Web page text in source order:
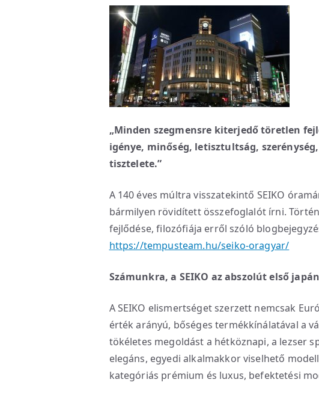
„Minden szegmensre kiterjedő töretlen
igénye, minőség, letisztultság,
tisztelete.”
A 140 éves múltra visszatekintő SEIKO
bármilyen rövidített összefoglalót írni.
fejlődése, filozófiája erről szóló
https://tempusteam.hu/seiko-oragyar/
Számunkra, a SEIKO az abszolút első
A SEIKO elismertséget szerzett nemcsak
érték arányú, bőséges termékkínálatával a
tökéletes megoldást a hétköznapi, a lezser
elegáns, egyedi alkalmakkor viselhető
kategóriás prémium és luxus, befektetési